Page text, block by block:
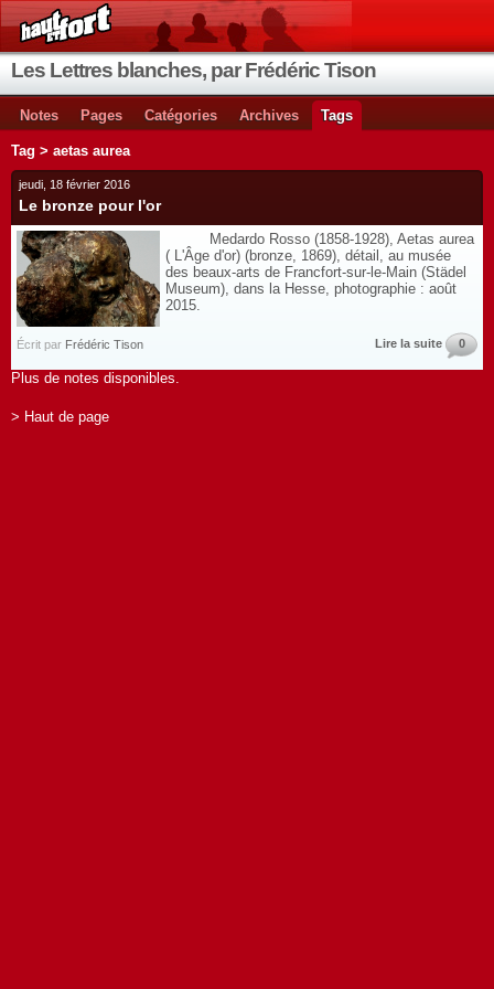
Les Lettres blanches, par Frédéric Tison
Notes Pages Catégories Archives Tags
Tag > aetas aurea
jeudi, 18 février 2016
Le bronze pour l'or
Medardo Rosso (1858-1928), Aetas aurea
( L'Âge d'or) (bronze, 1869), détail, au musée
des beaux-arts de Francfort-sur-le-Main (Städel
Museum), dans la Hesse, photographie : août
2015.
Écrit par Frédéric Tison Lire la suite 0
Plus de notes disponibles.
> Haut de page